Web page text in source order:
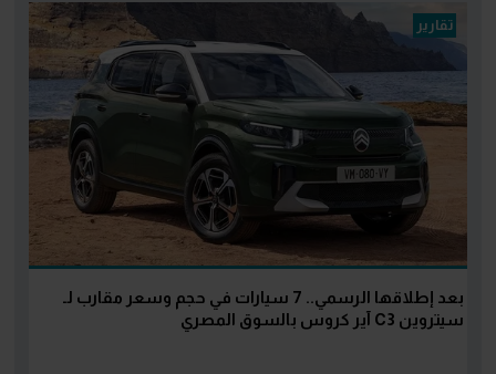
تقارير
بعد إطلاقها الرسمي.. 7 سيارات في حجم وسعر مقارب لـ
سيتروين C3 آير كروس بالسوق المصري